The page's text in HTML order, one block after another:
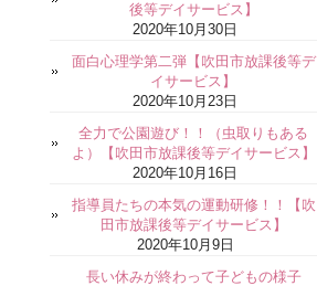
後等デイサービス】
2020年10月30日
面白心理学第二弾【吹田市放課後等デ
イサービス】
2020年10月23日
全力で公園遊び！！（虫取りもある
よ）【吹田市放課後等デイサービス】
2020年10月16日
指導員たちの本気の運動研修！！【吹
田市放課後等デイサービス】
2020年10月9日
長い休みが終わって子どもの様子